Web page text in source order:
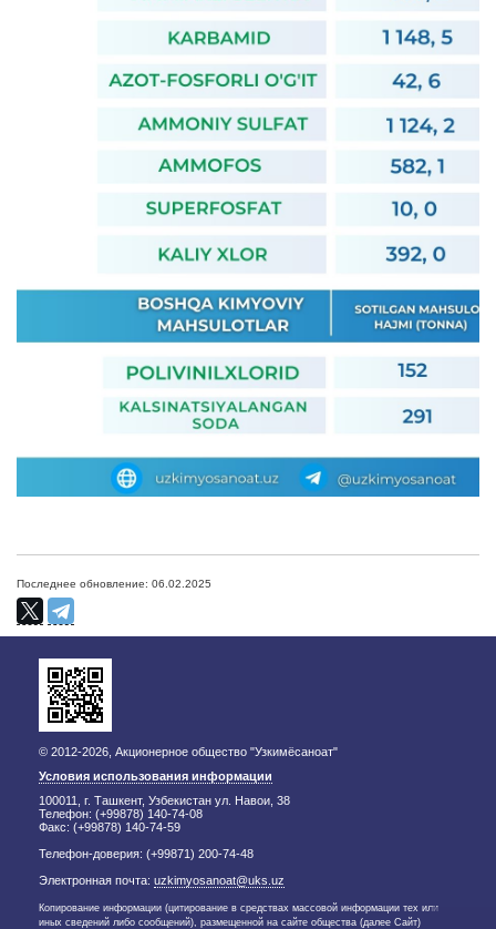
Последнее обновление: 06.02.2025
© 2012-2026, Акционерное общество "Узкимёсаноат"
Условия использования информации
100011, г. Ташкент, Узбекистан ул. Навои, 38
Телефон: (+99878) 140-74-08
Факс: (+99878) 140-74-59
Телефон-доверия: (+99871) 200-74-48
Электронная почта: uzkimyosanoat@uks.uz
Копирование информации (цитирование в средствах массовой информации тех или
иных сведений либо сообщений), размещенной на сайте общества (далее Сайт)